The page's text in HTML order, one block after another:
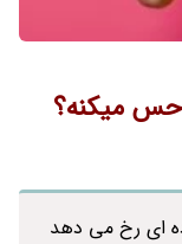
حس میکنه؟
ای رخ می دهد